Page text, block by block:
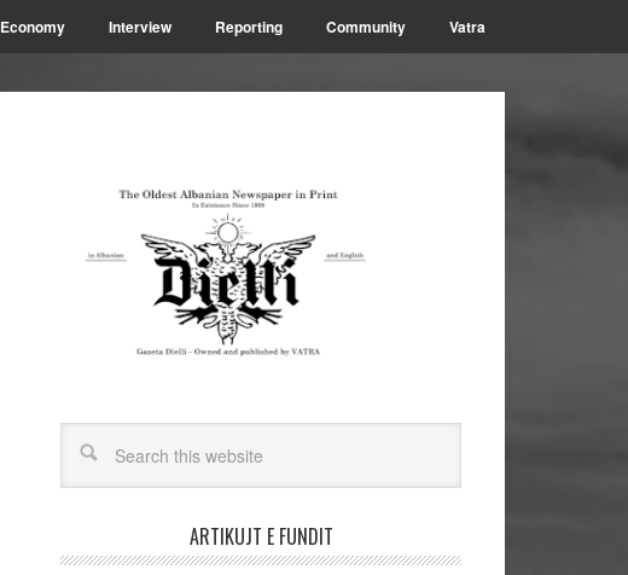
Economy Interview Reporting Community Vatra
ARTIKUJT E FUNDIT